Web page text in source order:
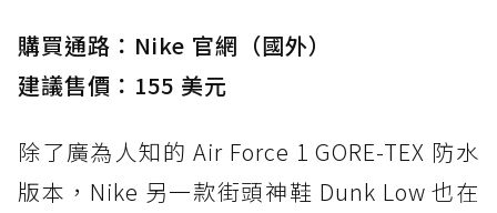
購買通路：Nike 官網（國外）
建議售價：155 美元
除了廣為人知的 Air Force 1 GORE-TEX 防水
版本，Nike 另一款街頭神鞋 Dunk Low 也在